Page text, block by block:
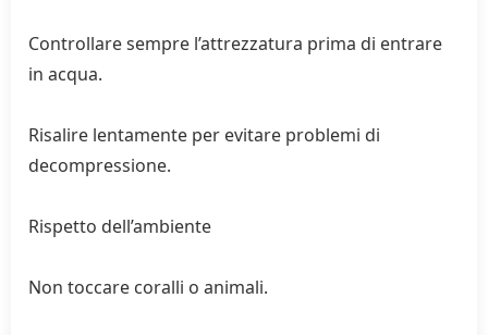
Controllare sempre l’attrezzatura prima di entrare
in acqua.
Risalire lentamente per evitare problemi di
decompressione.
Rispetto dell’ambiente
Non toccare coralli o animali.